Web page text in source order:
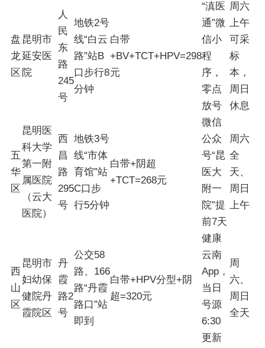
盘
龙
区
昆明市
延安医
院
人
民
东
路
245
号
地铁2号
线“白云
路”站B
口步行8
分钟
白带
+BV+TCT+HPV=298
元
“滇医
通”微
信小
程
序，
零点
放号
周六
上午
可采
标
本，
周日
休息
五
华
区
昆明医
科大学
第一附
属医院
（云大
医院）
西
昌
路
295
号
地铁3号
线“市体
育馆”站
C口步
行5分钟
白带+阴超
+TCT=268元
微信
公众
号“昆
医大
附一
院”提
前7天
周六
全
天、
周日
上午
西
山
区
昆明市
妇幼保
健院丹
霞院区
丹
霞
路2
号
公交58
路、166
路“丹霞
路口”站
即到
白带+HPV分型+阴
超=320元
健康
云南
App，
当日
号源
6:30
更新
周
六、
周日
全天